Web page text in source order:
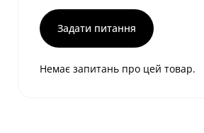
Задати питання
Немає запитань про цей товар.